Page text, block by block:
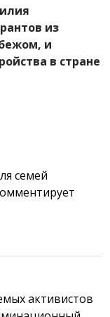
из
и
в стране
семей
активистов